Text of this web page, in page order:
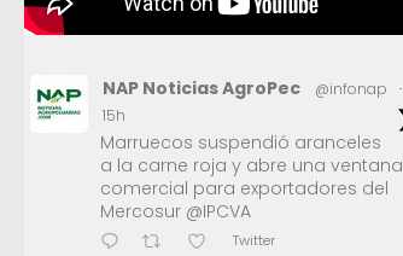
NAP Noticias AgroPec @infonap
·
15h
Marruecos suspendió aranceles
a la carne roja y abre una ventana
comercial para exportadores del
Mercosur @IPCVA
Twitter